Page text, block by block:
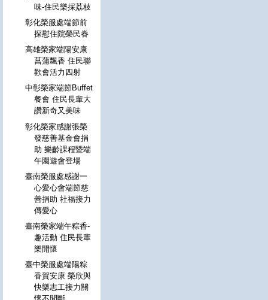
味-住民樂採荔枝
彰化榮服處端節前
探慰住院榮民眷
高雄榮家端陽安康
菖蒲飄香 住民聯
歡會活力四射
中彰榮家端節Buffet
餐會 住民長輩大
讚新奇又美味
彰化榮家感謝張榮
發慈善基金會捐
助 樂齡課程暨端
午園遊會登場
臺南榮服處感謝一
心愛心會端節慈
善捐助 社福接力
傳愛心
臺南榮家端午粽香-
趣活動 住民長輩
樂開懷
臺中榮服處端陽粽
香賀安康 榮欣與
快樂志工接力關